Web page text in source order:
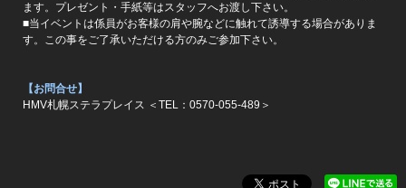
ます。プレゼント・手紙等はスタッフへお渡し下さい。
■当イベントは係員がお客様の肩や腕などに触れて誘導する場合がありま
す。この事をご了承いただける方のみご参加下さい。
【お問合せ】
HMV札幌ステラプレイス ＜TEL：0570-055-489＞